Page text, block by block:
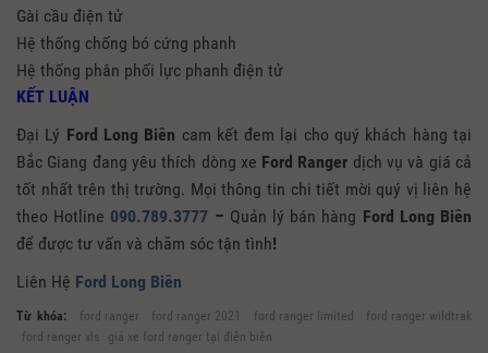
Gài cầu điện tử
Hệ thống chống bó cứng phanh
Hệ thống phân phối lực phanh điện tử
KẾT LUẬN
Đại Lý Ford Long Biên cam kết đem lại cho quý khách hàng tại
Bắc Giang đang yêu thích dòng xe Ford Ranger dịch vụ và giá cả
tốt nhất trên thị trường. Mọi thông tin chi tiết mời quý vị liên hệ
theo Hotline 090.789.3777 – Quản lý bán hàng Ford Long Biên
để được tư vấn và chăm sóc tận tình!
Liên Hệ Ford Long Biên
Từ khóa: ford ranger ford ranger 2021 ford ranger limited
ford ranger wildtrak
ford ranger xls
giá xe ford ranger tại điện biên